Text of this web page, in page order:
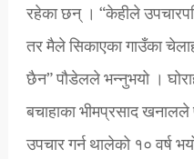
रहेका छन् । “केहीले
तर मैले सिकाएका गाउँका
छैन” पौडेलले भन्नुभयो ।
बचाहाका भीमप्रसाद खनालले
उपचार गर्न थालेको १० वर्ष